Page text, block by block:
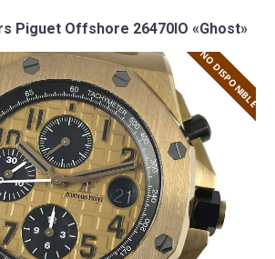
Piguet Offshore 26470IO «Ghost»
NO DISPONIBLE